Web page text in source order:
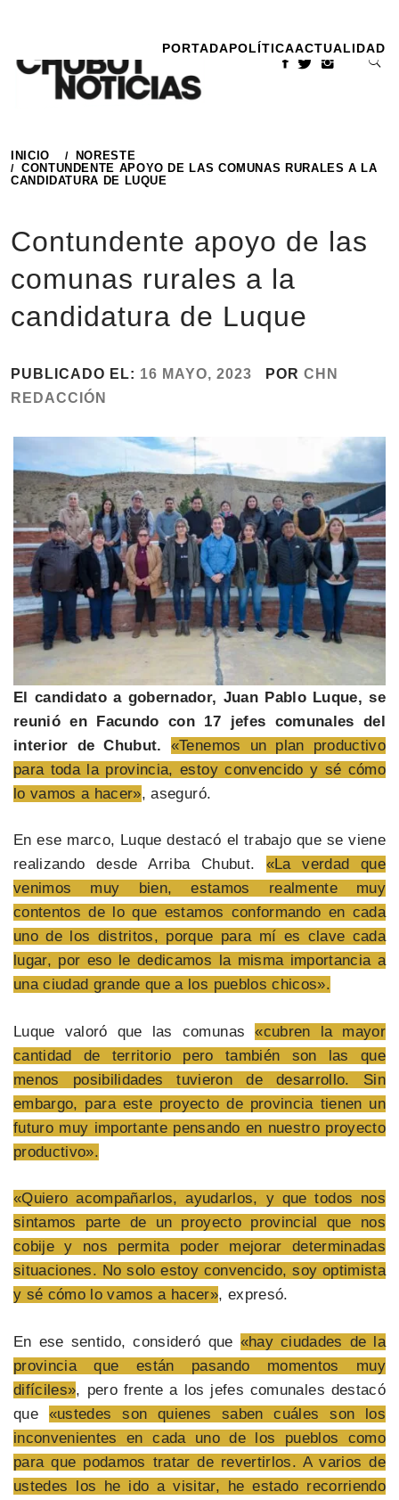
contenido
PORTADAPOLÍTICAACTUALIDAD
INICIO
NORESTE
CONTUNDENTE APOYO DE LAS COMUNAS RURALES A LA
CANDIDATURA DE LUQUE
Contundente apoyo de las
comunas rurales a la
candidatura de Luque
PUBLICADO EL: 16 MAYO, 2023 POR CHN
REDACCIÓN
El candidato a gobernador, Juan Pablo Luque, se
reunió en Facundo con 17 jefes comunales del
interior de Chubut.
«Tenemos un plan productivo
para toda la provincia, estoy convencido y sé cómo
lo vamos a hacer», aseguró.
En ese marco, Luque destacó el trabajo que se viene
realizando desde Arriba Chubut. «La verdad que
venimos muy bien, estamos realmente muy
contentos de lo que estamos conformando en cada
uno de los distritos, porque para mí es clave cada
lugar, por eso le dedicamos la misma importancia a
una ciudad grande que a los pueblos chicos».
Luque valoró que las comunas«cubren la mayor
cantidad de territorio pero también son las que
menos posibilidades tuvieron de desarrollo. Sin
embargo, para este proyecto de provincia tienen un
futuro muy importante pensando en nuestro proyecto
productivo».
«Quiero acompañarlos, ayudarlos, y que todos nos
sintamos parte de un proyecto provincial que nos
cobije y nos permita poder mejorar determinadas
situaciones. No solo estoy convencido, soy optimista
y sé cómo lo vamos a hacer», expresó.
En ese sentido, consideró que «hay ciudades de la
provincia que están pasando momentos muy
difíciles», pero frente a los jefes comunales destacó
que «ustedes son quienes saben cuáles son los
inconvenientes en cada uno de los pueblos como
para que podamos tratar de revertirlos. A varios de
ustedes los he ido a visitar, he estado recorriendo